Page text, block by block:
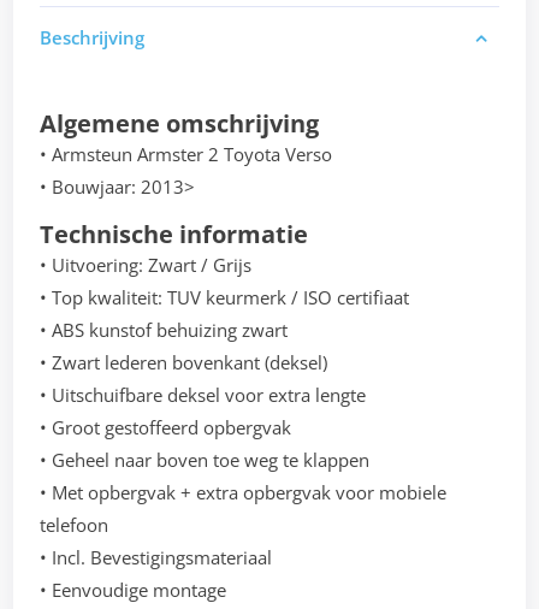
Beschrijving
Algemene omschrijving
• Armsteun Armster 2 Toyota Verso
• Bouwjaar: 2013>
Technische informatie
• Uitvoering: Zwart / Grijs
• Top kwaliteit: TUV keurmerk / ISO certifiaat
• ABS kunstof behuizing zwart
• Zwart lederen bovenkant (deksel)
• Uitschuifbare deksel voor extra lengte
• Groot gestoffeerd opbergvak
• Geheel naar boven toe weg te klappen
• Met opbergvak + extra opbergvak voor mobiele
telefoon
• Incl. Bevestigingsmateriaal
• Eenvoudige montage